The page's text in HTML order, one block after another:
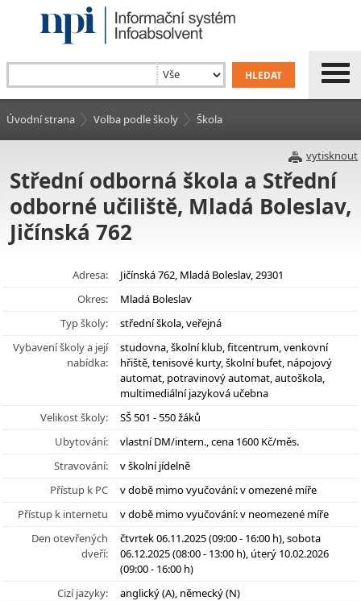
Úvodní strana Volba podle školy Škola
vytisknout
Střední odborná škola a Střední
odborné učiliště, Mladá Boleslav,
Jičínská 762
Adresa:
Jičínská 762, Mladá Boleslav, 29301
Okres:
Mladá Boleslav
Typ školy:
střední škola, veřejná
Vybavení školy a její
nabídka:
studovna, školní klub, fitcentrum, venkovní
hřiště, tenisové kurty, školní bufet, nápojový
automat, potravinový automat, autoškola,
multimediální jazyková učebna
Velikost školy:
SŠ 501 - 550 žáků
Ubytování:
vlastní DM/intern., cena 1600 Kč/měs.
Stravování:
v školní jídelně
Přístup k PC
v době mimo vyučování: v omezené míře
Přístup k internetu
v době mimo vyučování: v neomezené míře
Den otevřených
dveří:
čtvrtek 06.11.2025 (09:00 - 16:00 h), sobota
06.12.2025 (08:00 - 13:00 h), úterý 10.02.2026
(09:00 - 16:00 h)
Cizí jazyky:
anglický (A), německý (N)